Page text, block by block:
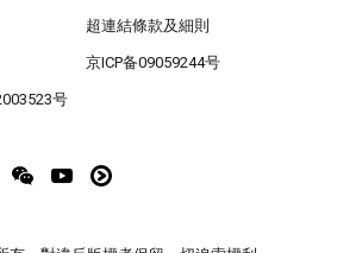
超連結條款及細則
京ICP备09059244号
号